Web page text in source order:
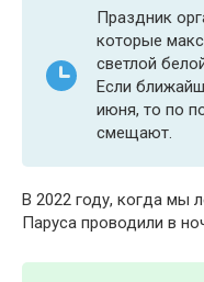
Праздник
которые
светлой
Если
июня, то по
смещают.
В 2022 году, когда мы
Паруса проводили в